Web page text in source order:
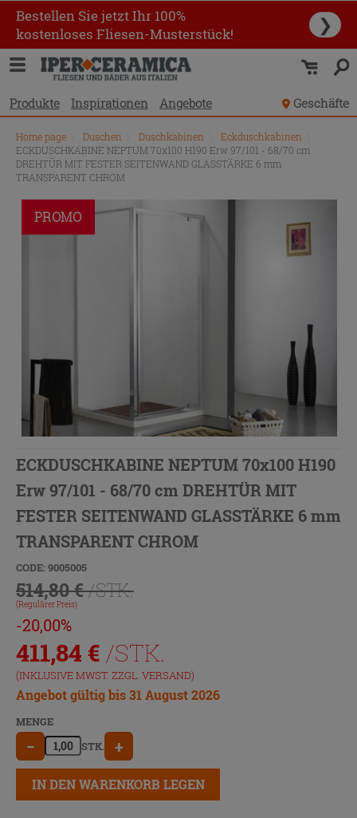
Bestellen Sie jetzt Ihr 100%
kostenloses Fliesen-Musterstück!
❯
Produkte Inspirationen Angebote Geschäfte
Home page Duschen Duschkabinen Eckduschkabinen
ECKDUSCHKABINE NEPTUM 70x100 H190 Erw 97/101 - 68/70 cm
DREHTÜR MIT FESTER SEITENWAND GLASSTÄRKE 6 mm
TRANSPARENT CHROM
PROMO
ECKDUSCHKABINE NEPTUM 70x100 H190
Erw 97/101 - 68/70 cm DREHTÜR MIT
FESTER SEITENWAND GLASSTÄRKE 6 mm
TRANSPARENT CHROM
CODE: 9005005
514,80 €/STK.
(Regulärer Preis)
-20,00%
411,84 € /STK.
(INKLUSIVE MWST. ZZGL. VERSAND)
Angebot gültig bis 31 August 2026
MENGE
− STK. +
IN DEN WARENKORB LEGEN